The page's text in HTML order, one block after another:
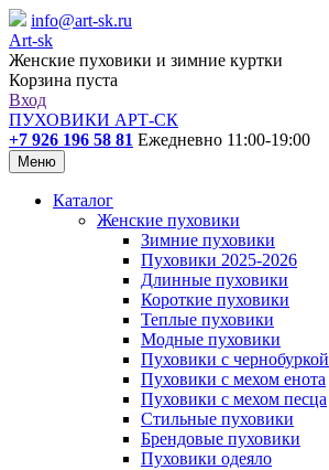
info@art-sk.ru
Art-sk
Женские пуховики и зимние куртки
Корзина пуста
Вход
ПУХОВИКИ АРТ-СК
+7 926 196 58 81 Ежедневно 11:00-19:00
Меню
Каталог
Женские пуховики
Зимние пуховики
Пуховики 2025-2026
Длинные пуховики
Короткие пуховики
Теплые пуховики
Модные пуховики
Пуховики с чернобуркой
Пуховики с мехом енота
Пуховики с мехом песца
Стильные пуховики
Брендовые пуховики
Пуховики одеяло